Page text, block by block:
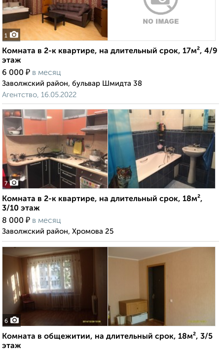
1
Комната в 2-к квартире, на длительный срок, 17м², 4/9
этаж
6 000 ₽ в месяц
Заволжский район, бульвар Шмидта 38
Агентство, 16.05.2022
7
Комната в 2-к квартире, на длительный срок, 18м²,
3/10 этаж
8 000 ₽ в месяц
Заволжский район, Хромова 25
6
Комната в общежитии, на длительный срок, 18м², 3/5
этаж